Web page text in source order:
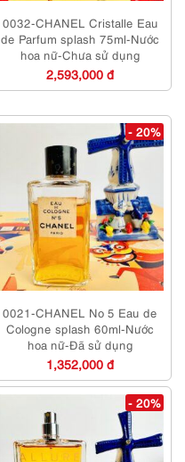
0032-CHANEL Cristalle Eau
de Parfum splash 75ml-Nước
hoa nữ-Chưa sử dụng
2,593,000 đ
- 20%
0021-CHANEL No 5 Eau de
Cologne splash 60ml-Nước
hoa nữ-Đã sử dụng
1,352,000 đ
- 20%